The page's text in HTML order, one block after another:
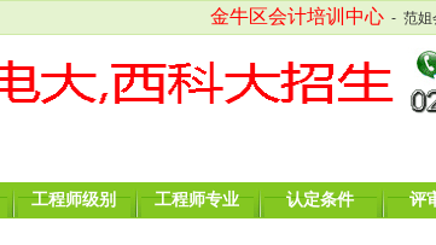
金牛区会计培训中心 - 范姐
工程师级别 工程师专业 认定条件 评